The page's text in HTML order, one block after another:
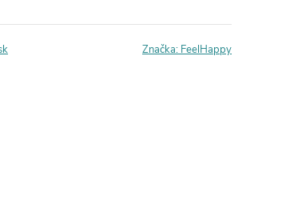
Značka: FeelHappy